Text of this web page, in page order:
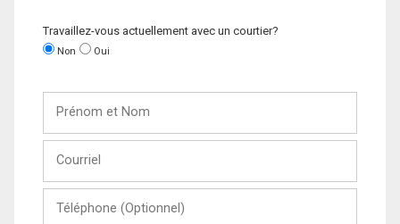
Travaillez-vous actuellement avec un courtier?
Non Oui
Nom
(Optionnel)